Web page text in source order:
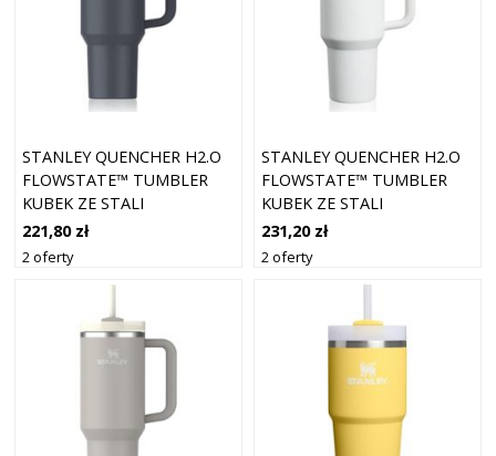
STANLEY QUENCHER H2.O
FLOWSTATE™ TUMBLER
KUBEK ZE STALI
NIERDZEWNEJ ZE SŁOMKĄ
DUŻY TWILIGHT 1180 ML
221,80 zł
2 oferty
STANLEY QUENCHER H2.O
FLOWSTATE™ TUMBLER
KUBEK ZE STALI
NIERDZEWNEJ ZE SŁOMKĄ
DUŻY FROST 1180 ML
231,20 zł
2 oferty